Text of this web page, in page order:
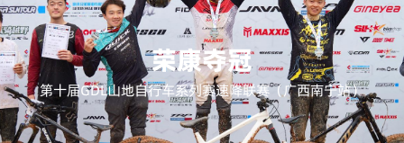
荣康夺冠
第十届GDL山地自行车系列赛速降联赛（广西南宁站）